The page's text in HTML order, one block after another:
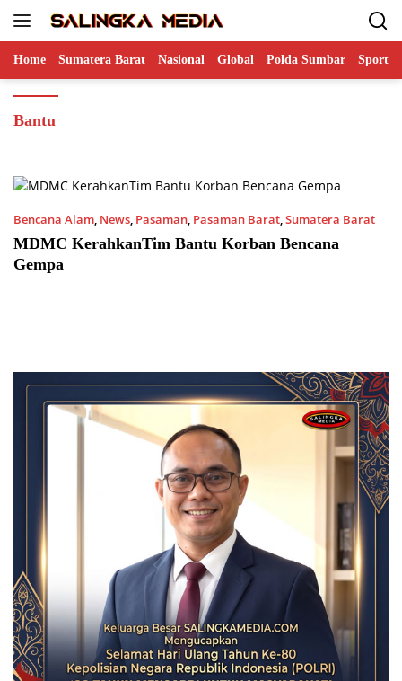
Home Sumatera Barat Nasional Global Polda Sumbar Sports
Bantu
Bencana Alam, News, Pasaman, Pasaman Barat,Sumatera Barat
02/03/2022 1:06 AM
MDMC KerahkanTim Bantu Korban Bencana
Gempa